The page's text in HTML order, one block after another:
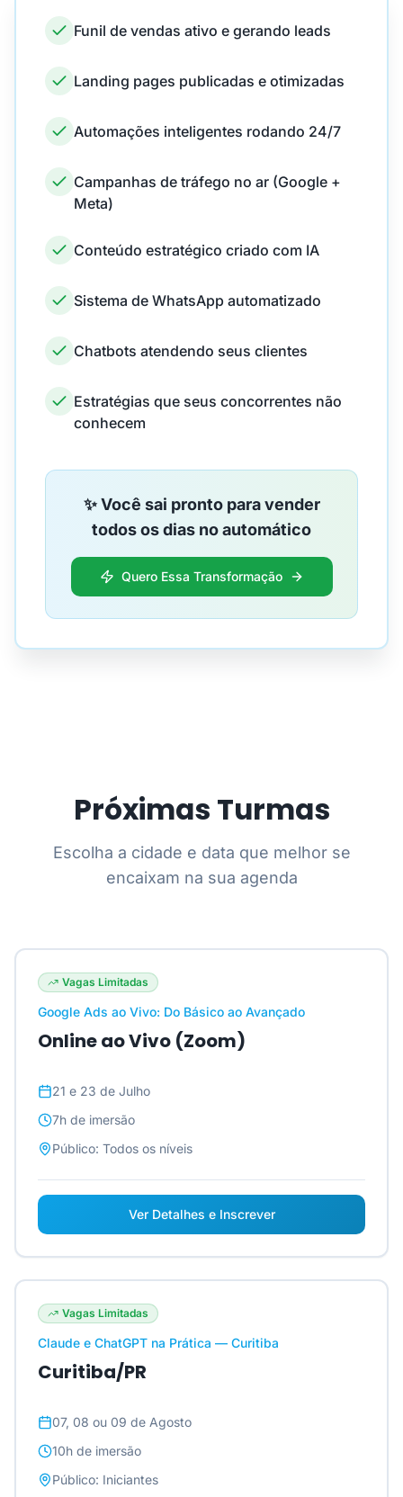
Funil de vendas ativo e gerando leads
Landing pages publicadas e otimizadas
Automações inteligentes rodando 24/7
Campanhas de tráfego no ar (Google +
Meta)
Conteúdo estratégico criado com IA
Sistema de WhatsApp automatizado
Chatbots atendendo seus clientes
Estratégias que seus concorrentes não
conhecem
✨ Você sai pronto para vender
todos os dias no automático
Quero Essa Transformação
Próximas Turmas
Escolha a cidade e data que melhor se
encaixam na sua agenda
Vagas Limitadas
Google Ads ao Vivo: Do Básico ao Avançado
Online ao Vivo (Zoom)
21 e 23 de Julho
7h de imersão
Público: Todos os níveis
Ver Detalhes e Inscrever
Vagas Limitadas
Claude e ChatGPT na Prática — Curitiba
Curitiba/PR
07, 08 ou 09 de Agosto
10h de imersão
Público: Iniciantes